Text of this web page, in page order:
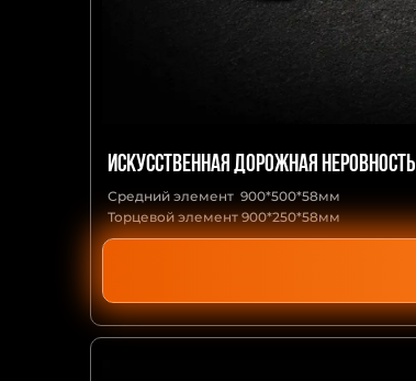
Искусственная дорожная неровность
Средний элемент 900*500*58мм
Торцевой элемент 900*250*58мм